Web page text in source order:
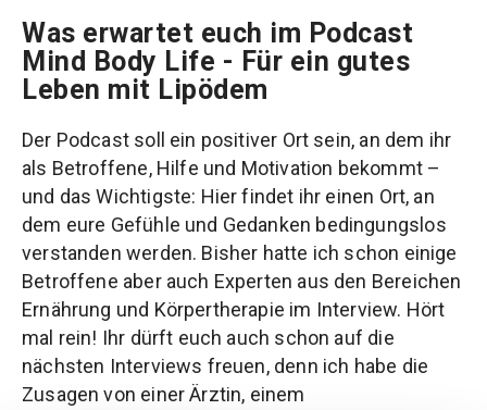
Was erwartet euch im Podcast
Mind Body Life - Für ein gutes
Leben mit Lipödem
Der Podcast soll ein positiver Ort sein, an dem ihr
als Betroffene, Hilfe und Motivation bekommt –
und das Wichtigste: Hier findet ihr einen Ort, an
dem eure Gefühle und Gedanken bedingungslos
verstanden werden. Bisher hatte ich schon einige
Betroffene aber auch Experten aus den Bereichen
Ernährung und Körpertherapie im Interview. Hört
mal rein! Ihr dürft euch auch schon auf die
nächsten Interviews freuen, denn ich habe die
Zusagen von einer Ärztin, einem